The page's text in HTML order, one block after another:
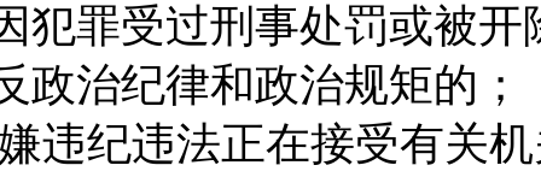
犯罪受过刑事处罚或被开
政治纪律和政治规矩的；
违纪违法正在接受有关